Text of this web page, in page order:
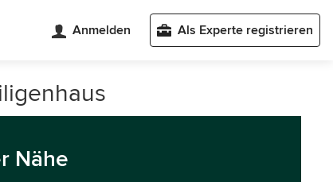
Anmelden Als Experte registrieren
Nähe